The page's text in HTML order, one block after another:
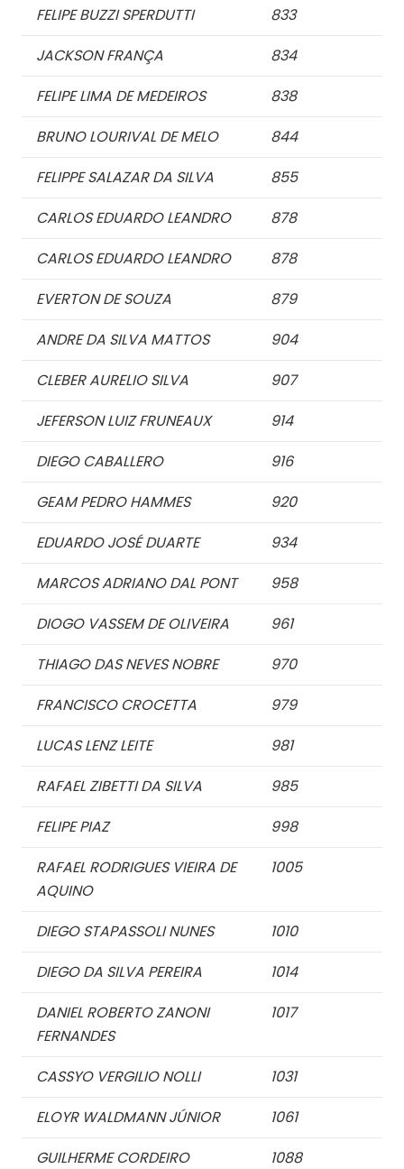
FELIPE BUZZI SPERDUTTI
833
JACKSON FRANÇA
834
FELIPE LIMA DE MEDEIROS
838
BRUNO LOURIVAL DE MELO
844
FELIPPE SALAZAR DA SILVA
855
CARLOS EDUARDO LEANDRO
878
CARLOS EDUARDO LEANDRO
878
EVERTON DE SOUZA
879
ANDRE DA SILVA MATTOS
904
CLEBER AURELIO SILVA
907
JEFERSON LUIZ FRUNEAUX
914
DIEGO CABALLERO
916
GEAM PEDRO HAMMES
920
EDUARDO JOSÉ DUARTE
934
MARCOS ADRIANO DAL PONT
958
DIOGO VASSEM DE OLIVEIRA
961
THIAGO DAS NEVES NOBRE
970
FRANCISCO CROCETTA
979
LUCAS LENZ LEITE
981
RAFAEL ZIBETTI DA SILVA
985
FELIPE PIAZ
998
RAFAEL RODRIGUES VIEIRA DE
AQUINO
1005
DIEGO STAPASSOLI NUNES
1010
DIEGO DA SILVA PEREIRA
1014
DANIEL ROBERTO ZANONI
FERNANDES
1017
CASSYO VERGILIO NOLLI
1031
ELOYR WALDMANN JÚNIOR
1061
GUILHERME CORDEIRO
1088